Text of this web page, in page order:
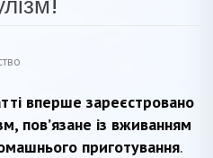
вперше зареєстровано
пов’язане із вживанням
приготування.